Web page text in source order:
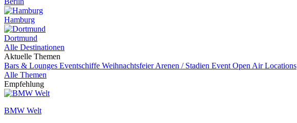
Hamburg
Dortmund
Alle Destinationen
Aktuelle Themen
Bars & Lounges Eventschiffe WeihnachtsfeierArenen / Stadien Event Open Air Locations
Alle Themen
Empfehlung
BMW Welt